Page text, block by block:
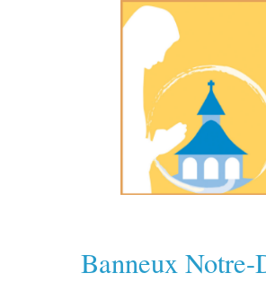
Banneux Notre-